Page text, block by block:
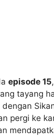
episode 15,
tayang
pergi ke